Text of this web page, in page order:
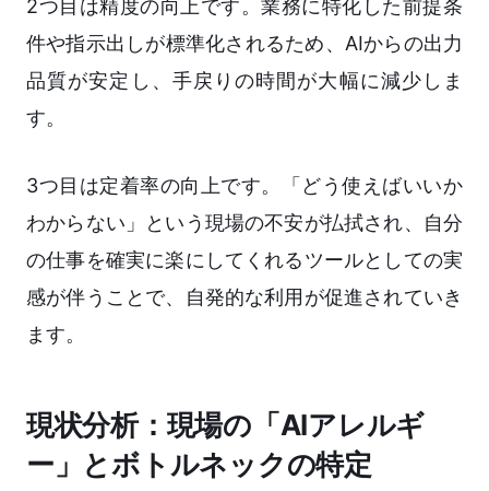
2つ目は精度の向上です。業務に特化した前提条
件や指示出しが標準化されるため、AIからの出力
品質が安定し、手戻りの時間が大幅に減少しま
す。
3つ目は定着率の向上です。「どう使えばいいか
わからない」という現場の不安が払拭され、自分
の仕事を確実に楽にしてくれるツールとしての実
感が伴うことで、自発的な利用が促進されていき
ます。
現状分析：現場の「AIアレルギ
ー」とボトルネックの特定